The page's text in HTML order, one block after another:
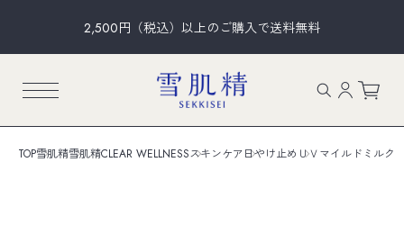
2,500円（税込）以上のご購入で送料無料
TOP雪肌精雪肌精CLEAR WELLNESSスキンケア日やけ止め ＵＶマイルドミルク